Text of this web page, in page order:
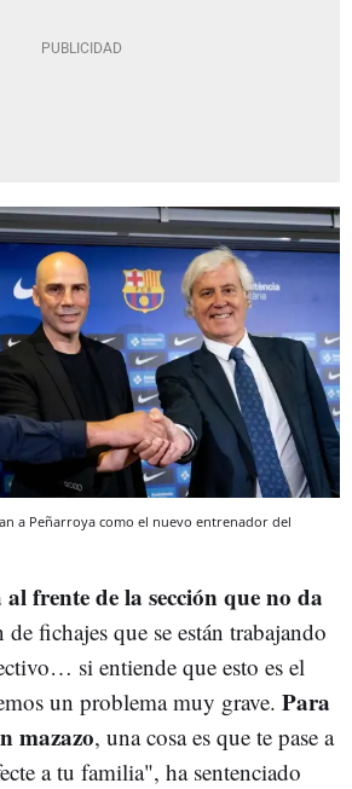
a Peñarroya como el nuevo entrenador del
frente de la sección que no da
fichajes que se están trabajando
si entiende que esto es el
un problema muy grave. Para
mazazo, una cosa es que te pase a
a tu familia", ha sentenciado